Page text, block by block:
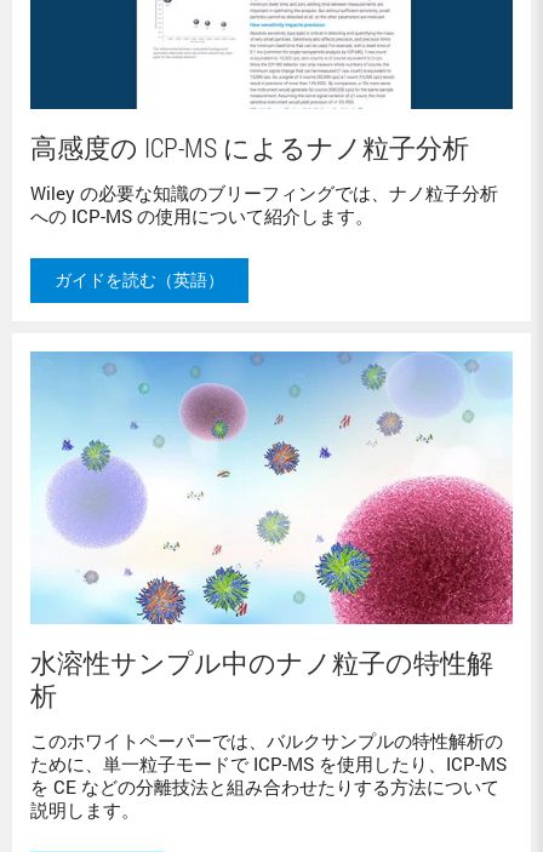
高感度の ICP-MS によるナノ粒子分析
Wiley の必要な知識のブリーフィングでは、ナノ粒子分析
への ICP-MS の使用について紹介します。
ガイドを読む（英語）
水溶性サンプル中のナノ粒子の特性解
析
このホワイトペーパーでは、バルクサンプルの特性解析の
ために、単一粒子モードで ICP-MS を使用したり、ICP-MS
を CE などの分離技法と組み合わせたりする方法について
説明します。